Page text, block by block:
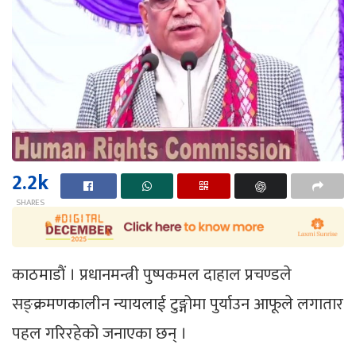
2.2k
SHARES
काठमाडाैं । प्रधानमन्त्री पुष्पकमल दाहाल प्रचण्डले
सङ्क्रमणकालीन न्यायलाई टुङ्गोमा पुर्याउन आफूले लगातार
पहल गरिरहेको जनाएका छन् ।